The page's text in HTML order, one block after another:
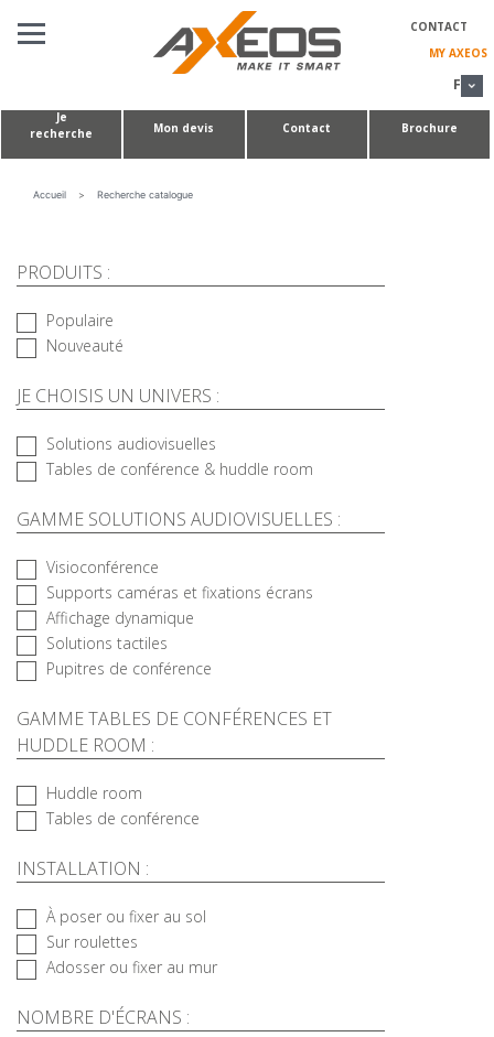
CONTACT
MY AXEOS
FR
À PROPOS DE NOUS
Je
recherche
Mon devis Contact Brochure
Accueil > Recherche catalogue
PRODUITS :
Populaire
Nouveauté
JE CHOISIS UN UNIVERS :
Solutions audiovisuelles
Tables de conférence & huddle room
GAMME SOLUTIONS AUDIOVISUELLES :
Visioconférence
Supports caméras et fixations écrans
Affichage dynamique
Solutions tactiles
Pupitres de conférence
GAMME TABLES DE CONFÉRENCES ET
HUDDLE ROOM :
Huddle room
Tables de conférence
INSTALLATION :
À poser ou fixer au sol
Sur roulettes
Adosser ou fixer au mur
NOMBRE D'ÉCRANS :
Panneau de gestion des cookies